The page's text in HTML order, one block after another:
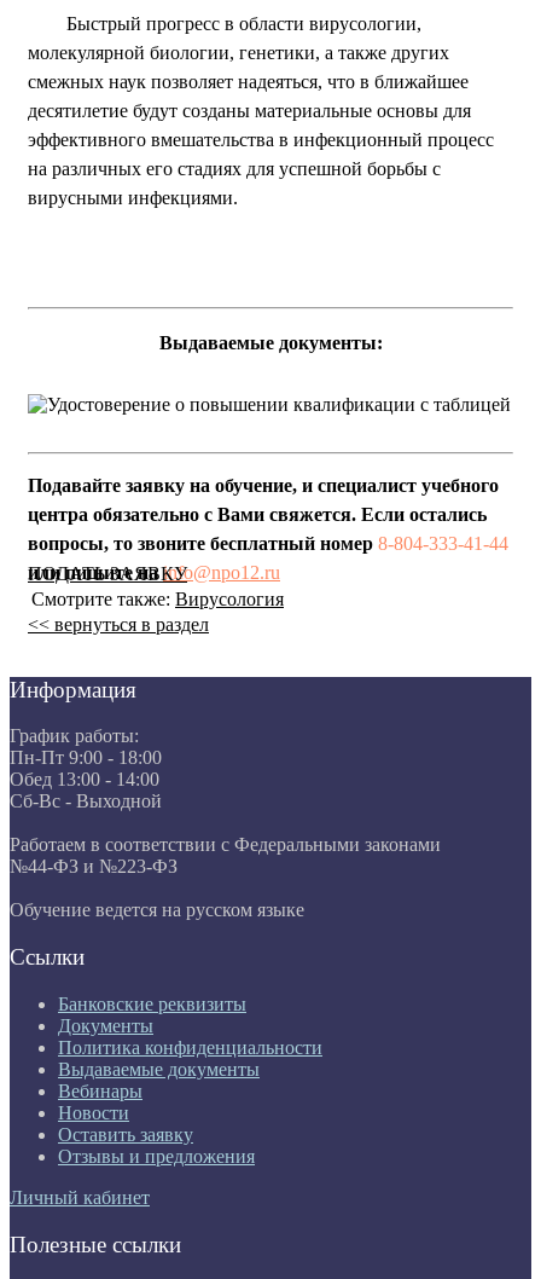
Быстрый прогресс в области вирусологии,
молекулярной биологии, генетики, а также других
смежных наук позволяет надеяться, что в ближайшее
десятилетие будут созданы материальные основы для
эффективного вмешательства в инфекционный процесс
на различных его стадиях для успешной борьбы с
вирусными инфекциями.
Выдаваемые документы:
Подавайте заявку на обучение, и специалист учебного
центра обязательно с Вами свяжется. Если остались
вопросы, то звоните бесплатный номер 8-804-333-41-44
или пишите наinfo@npo12.ru
ПОДАТЬ ЗАЯВКУ
Смотрите также: Вирусология
<< вернуться в раздел
Информация
График работы:
Пн-Пт 9:00 - 18:00
Обед 13:00 - 14:00
Сб-Вс - Выходной
Работаем в соответствии с Федеральными законами
№44-ФЗ и №223-ФЗ
Обучение ведется на русском языке
Ссылки
Банковские реквизиты
Документы
Политика конфиденциальности
Выдаваемые документы
Вебинары
Новости
Оставить заявку
Отзывы и предложения
Личный кабинет
Полезные ссылки